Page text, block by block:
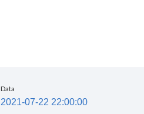
Data
2021-07-22 22:00:00